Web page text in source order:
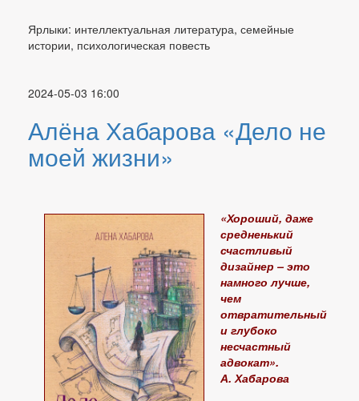
Ярлыки: интеллектуальная литература, семейные
истории, психологическая повесть
2024-05-03 16:00
Алёна Хабарова «Дело не
моей жизни»
«Хороший, даже
средненький
счастливый
дизайнер – это
намного лучше,
чем
отвратительный
и глубоко
несчастный
адвокат».
А. Хабарова